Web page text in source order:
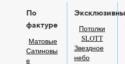
По
фактуре
Матовые
Сатиновы
е
Потолки
SLOTT
Звездное
небо